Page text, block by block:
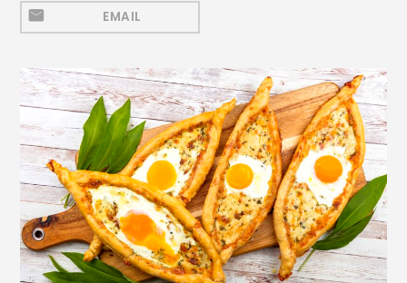
Cocktail-uri
Smoothies
Ceva Dulce
Biscuiți, Bomboane și
Fursecuri
Brioșe și Checuri
Budinci, Jeleuri și Sufleuri
Cheesecake
EMAIL